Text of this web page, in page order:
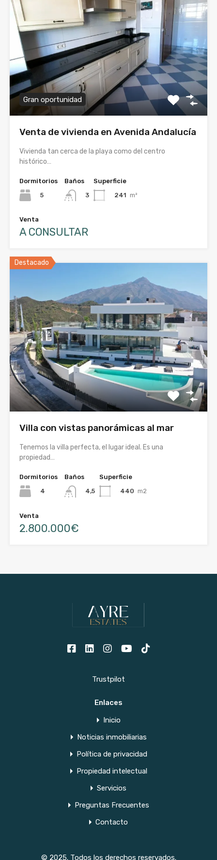
Gran oportunidad
Venta de vivienda en Avenida Andalucía
Vivienda tan cerca de la playa como del centro
histórico…
Dormitorios
5
Baños
3
Superficie
241 m²
Venta
A CONSULTAR
Destacado
Villa con vistas panorámicas al mar
Tenemos la villa perfecta, el lugar ideal. Es una
propiedad…
Dormitorios
4
Baños
4,5
Superficie
440 m2
Venta
2.800.000€
Trustpilot
Enlaces
Inicio
Noticias inmobiliarias
Política de privacidad
Propiedad intelectual
Servicios
Preguntas Frecuentes
Contacto
© 2025. Todos los derechos reservados.